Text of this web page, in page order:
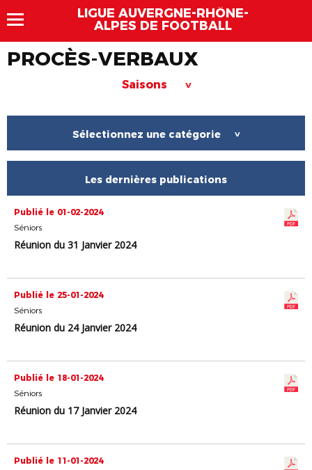
LIGUE AUVERGNE-RHÔNE-
ALPES DE FOOTBALL
PROCÈS-VERBAUX
Saisons >
Sélectionnez une catégorie >
Les dernières publications
Publié le 01-02-2024
Séniors
Réunion du 31 Janvier 2024
Publié le 25-01-2024
Séniors
Réunion du 24 Janvier 2024
Publié le 18-01-2024
Séniors
Réunion du 17 Janvier 2024
Publié le 11-01-2024